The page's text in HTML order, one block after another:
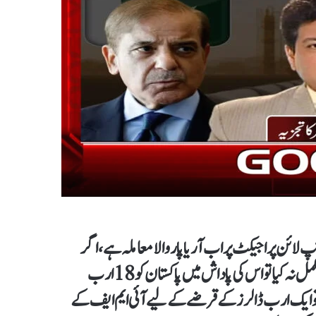
پراجیکٹ پر اب آر یا پار والا معاملہ ہے، اگر
ہمارے فیصلہ ساز اب بھی امریکہ سے ڈرتے رہے اور یہ منصوبہ مکمل نہ کیا تو اس کی پاداش میں پاکستان کو 18 ارب
کو تو ایک ارب ڈالرز کے قرضے کے لیے آئی ایم ایف کے